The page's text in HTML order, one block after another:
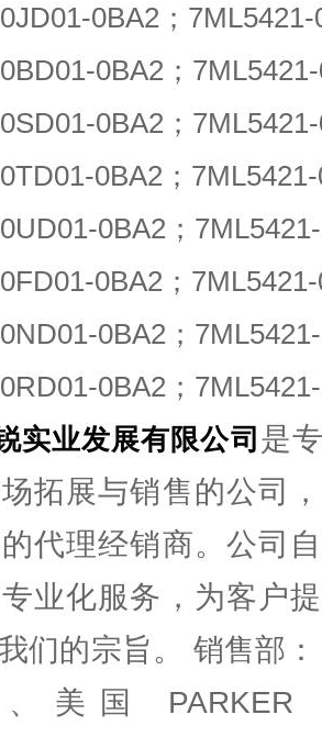
0BA2；
0BA2；
0BA2；
0BA2；
0BA2；
0BA2；
0BA2；
0BA2；
实业发展有限公司 是
拓展与销售的公司
代理经销商。公司
业化服务，为客户
们的宗旨。 销售部
美国